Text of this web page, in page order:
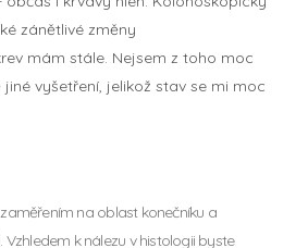
zánětlivé změny
mám stále. Nejsem z toho moc
vyšetření, jelikož stav se mi moc
na oblast konečníku a
k nálezu v histologii byste